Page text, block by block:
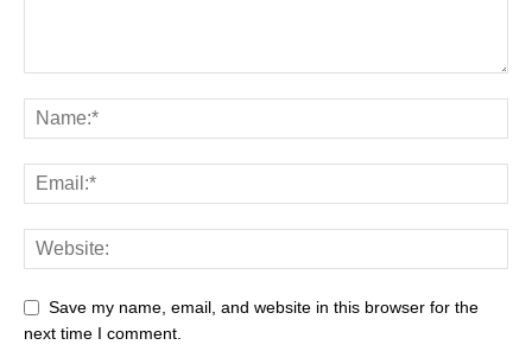
Save my name, email, and website in this browser for the
next time I comment.